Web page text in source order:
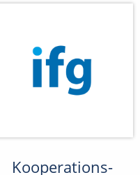
Kooperations-